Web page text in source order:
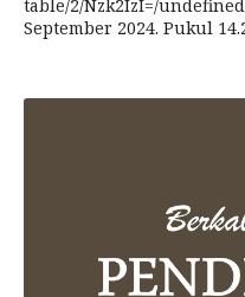
table/2/Nzk2IzI=/
September 2024. Pukul